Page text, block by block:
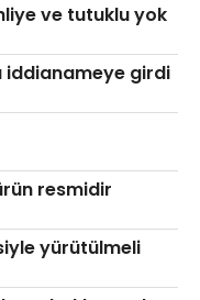
ve tutuklu yok
iddianameye girdi
resmidir
yürütülmeli